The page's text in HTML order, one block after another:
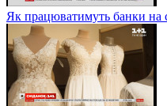
Як працюватимуть банки на